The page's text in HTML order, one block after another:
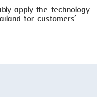
apply the technology
for customers’